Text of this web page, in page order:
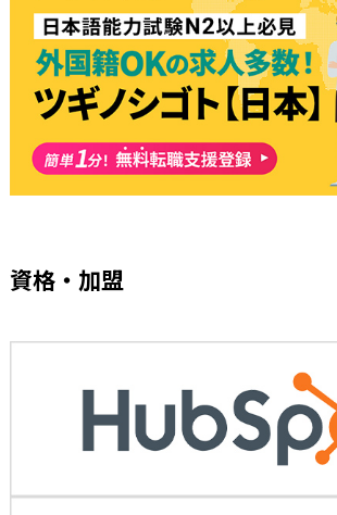
資格・加盟